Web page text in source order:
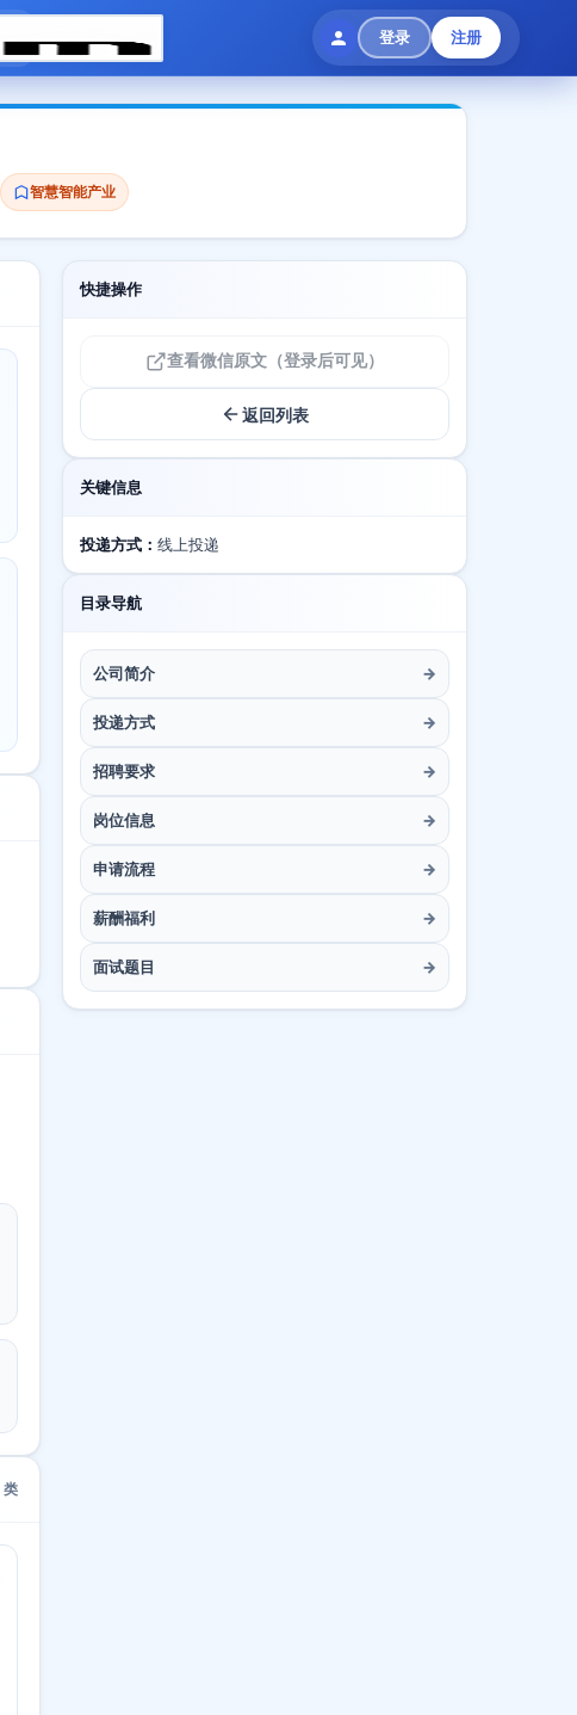
登录 注册
智慧智能产业
类
快捷操作
查看微信原文（登录后可见）
返回列表
关键信息
投递方式： 线上投递
目录导航
公司简介 →
投递方式 →
招聘要求 →
岗位信息 →
申请流程 →
薪酬福利 →
面试题目 →